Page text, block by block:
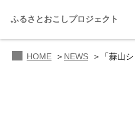
ふるさとおこしプロジェクト
HOME NEWS 「蒜山